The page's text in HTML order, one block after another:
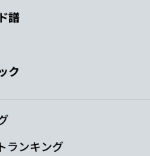
譜
ク
ランキング